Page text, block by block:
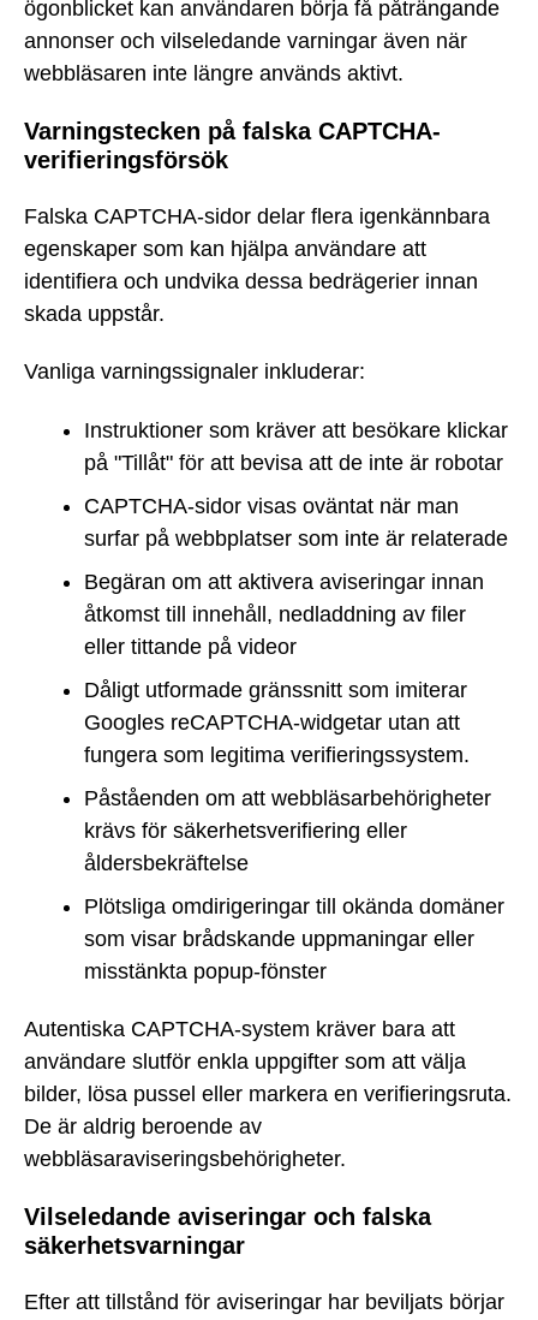
ögonblicket kan användaren börja få påträngande
annonser och vilseledande varningar även när
webbläsaren inte längre används aktivt.
Varningstecken på falska CAPTCHA-
verifieringsförsök
Falska CAPTCHA-sidor delar flera igenkännbara
egenskaper som kan hjälpa användare att
identifiera och undvika dessa bedrägerier innan
skada uppstår.
Vanliga varningssignaler inkluderar:
Instruktioner som kräver att besökare klickar
på "Tillåt" för att bevisa att de inte är robotar
CAPTCHA-sidor visas oväntat när man
surfar på webbplatser som inte är relaterade
Begäran om att aktivera aviseringar innan
åtkomst till innehåll, nedladdning av filer
eller tittande på videor
Dåligt utformade gränssnitt som imiterar
Googles reCAPTCHA-widgetar utan att
fungera som legitima verifieringssystem.
Påståenden om att webbläsarbehörigheter
krävs för säkerhetsverifiering eller
åldersbekräftelse
Plötsliga omdirigeringar till okända domäner
som visar brådskande uppmaningar eller
misstänkta popup-fönster
Autentiska CAPTCHA-system kräver bara att
användare slutför enkla uppgifter som att välja
bilder, lösa pussel eller markera en verifieringsruta.
De är aldrig beroende av
webbläsaraviseringsbehörigheter.
Vilseledande aviseringar och falska
säkerhetsvarningar
Efter att tillstånd för aviseringar har beviljats börjar